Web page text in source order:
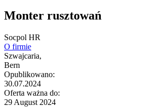
Monter rusztowań
Socpol HR
O firmie
Szwajcaria,
Bern
Opublikowano:
30.07.2024
Oferta ważna do:
29 August 2024